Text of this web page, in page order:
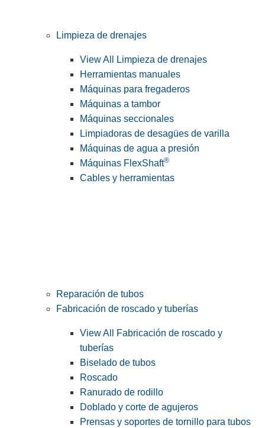
Limpieza de drenajes
View All Limpieza de drenajes
Herramientas manuales
Máquinas para fregaderos
Máquinas a tambor
Máquinas seccionales
Limpiadoras de desagües de varilla
Máquinas de agua a presión
Máquinas FlexShaft®
Cables y herramientas
Reparación de tubos
Fabricación de roscado y tuberías
View All Fabricación de roscado y
tuberías
Biselado de tubos
Roscado
Ranurado de rodillo
Doblado y corte de agujeros
Prensas y soportes de tornillo para tubos